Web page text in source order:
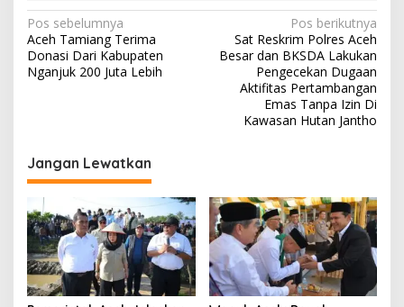
N
a
v
a
s
i
p
o
s
Pos sebelumnya
Aceh Tamiang Terima
Donasi Dari Kabupaten
Nganjuk 200 Juta Lebih
Pos berikutnya
Sat Reskrim Polres Aceh
Besar dan BKSDA Lakukan
Pengecekan Dugaan
Aktifitas Pertambangan
Emas Tanpa Izin Di
Kawasan Hutan Jantho
Jangan Lewatkan